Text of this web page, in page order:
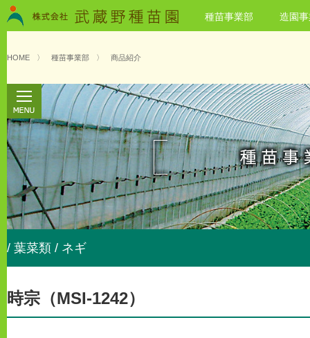
種苗事業部 造園
HOME 〉 種苗事業部 〉 商品紹介
/ 葉菜類 / ネギ
時宗（MSI-1242）